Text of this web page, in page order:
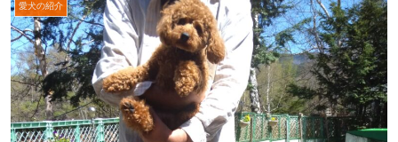
愛犬の紹介